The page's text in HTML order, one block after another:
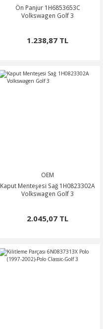
Ön Panjur 1H6853653C
Volkswagen Golf 3
1.238,87 TL
OEM
Kaput Menteşesi Sağ 1H0823302A
Volkswagen Golf 3
2.045,07 TL